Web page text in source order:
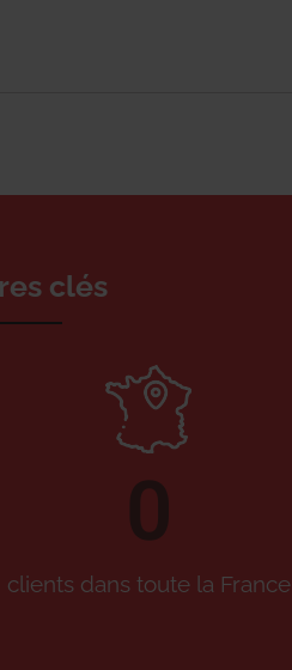
clés
clients dans toute la France
0